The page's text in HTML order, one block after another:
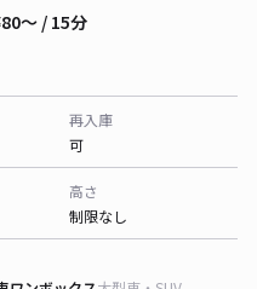
〜 / 15分
再入庫
可
高さ
制限なし